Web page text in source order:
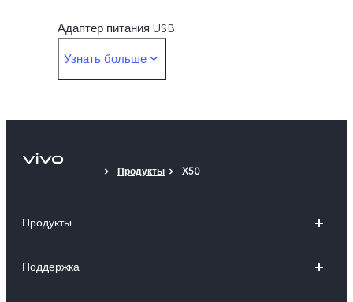
Адаптер питания USB
Скрепка для извлечения SIM-лотка
Узнать больше
Продукты X50
Продукты
V40
Поддержка